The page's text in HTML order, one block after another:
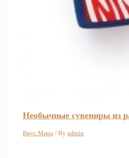
Необычные сувениры из
Вкус Мира/ By admin